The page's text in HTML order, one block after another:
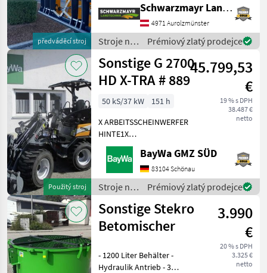
předváděcí stroj
nosnosťou 3, 0 t VFG –
použitý Predajný tím
spoločnosti Schwarzmayr v
Schwarzmayr Landtechnik GmbH - Aurolzmünster
4971 Aurolzmünster
Stroje na
stavbu /
Sonstige
Prémiový zlatý prodejce
Použitý stroj
Sonstige G 2700
HD X-TRA # 889
45.799,53
€
19 % s DPH
38.487 €
netto
50 kS/37 kW
151 h
X ARBEITSSCHEINWERFER
HINTE1X
ARBEITSSCHEINWERFER
VORNE1X
HECKGEWICHTSPLATTE 62
KG1X
HYDRAULIKKREISLAUF
DPPPEL31X15.50-15
SKIDDATENBESCHEINIGUNG
BRD 20 KMDRUCKFREIER
BayWa GMZ SÜD
83104 Schönau
Stroje na
stavbu /
Sonstige
Prémiový zlatý prodejce
Sonstige Stekro
Betomischer
3.990
€
20 % s DPH
3.325 €
netto
- 1200 Liter Behälter -
Hydraulik Antrieb - 3